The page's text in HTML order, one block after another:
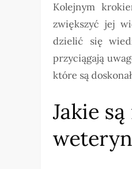
Kolejnym
zwiększyć jej
dzielić się
przyciągają
które są
Jakie